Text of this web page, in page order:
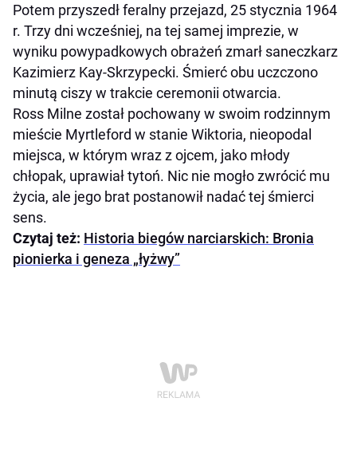
Potem przyszedł feralny przejazd, 25 stycznia 1964
r. Trzy dni wcześniej, na tej samej imprezie, w
wyniku powypadkowych obrażeń zmarł saneczkarz
Kazimierz Kay-Skrzypecki. Śmierć obu uczczono
minutą ciszy w trakcie ceremonii otwarcia.
Ross Milne został pochowany w swoim rodzinnym
mieście Myrtleford w stanie Wiktoria, nieopodal
miejsca, w którym wraz z ojcem, jako młody
chłopak, uprawiał tytoń. Nic nie mogło zwrócić mu
życia, ale jego brat postanowił nadać tej śmierci
sens.
Czytaj też: Historia biegów narciarskich: Bronia
pionierka i geneza „łyżwy”